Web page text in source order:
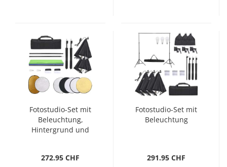
Fotostudio-Set mit
Beleuchtung,
Hintergrund und
272.95 CHF
Fotostudio-Set mit
Beleuchtung
291.95 CHF